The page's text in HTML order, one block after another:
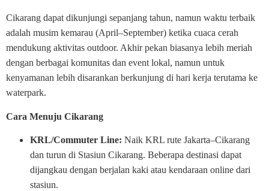
Cikarang dapat dikunjungi sepanjang tahun, namun waktu terbaik
adalah musim kemarau (April–September) ketika cuaca cerah
mendukung aktivitas outdoor. Akhir pekan biasanya lebih meriah
dengan berbagai komunitas dan event lokal, namun untuk
kenyamanan lebih disarankan berkunjung di hari kerja terutama ke
waterpark.
Cara Menuju Cikarang
KRL/Commuter Line: Naik KRL rute Jakarta–Cikarang
dan turun di Stasiun Cikarang. Beberapa destinasi dapat
dijangkau dengan berjalan kaki atau kendaraan online dari
stasiun.